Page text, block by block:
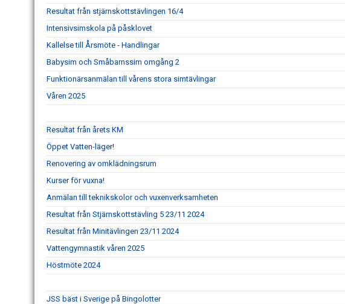
Resultat från stjärnskottstävlingen 16/4
Intensivsimskola på påsklovet
Kallelse till Årsmöte - Handlingar
Babysim och Småbarnssim omgång 2
Funktionärsanmälan till vårens stora simtävlingar
Våren 2025
Resultat från årets KM
Öppet Vatten-läger!
Renovering av omklädningsrum
Kurser för vuxna!
Anmälan till teknikskolor och vuxenverksamheten
Resultat från Stjärnskottstävling 5 23/11 2024
Resultat från Minitävlingen 23/11 2024
Vattengymnastik våren 2025
Höstmöte 2024
JSS bäst i Sverige på Bingolotter